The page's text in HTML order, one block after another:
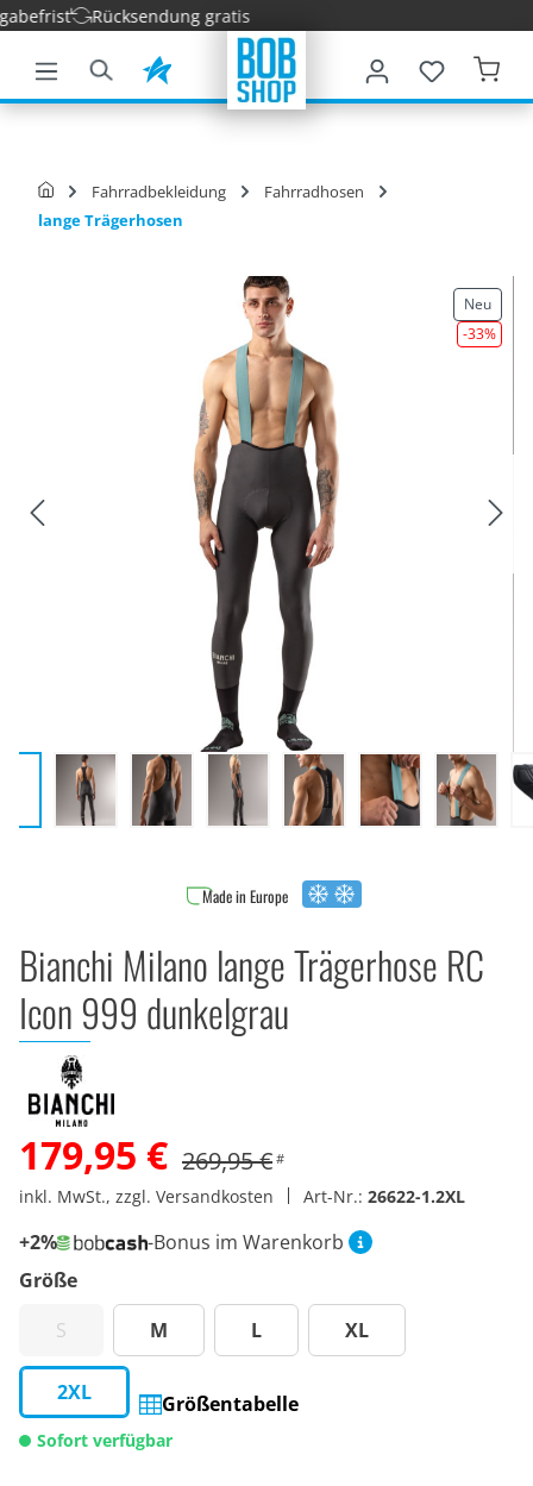
springen
Rücksendung gratis
Fahrradbekleidung
Fahrradhosen
lange Trägerhosen
-33%
Neu
Made in Europe
Bianchi Milano lange Trägerhose RC
Icon 999 dunkelgrau
179,95 € 269,95 € #
inkl. MwSt., zzgl. Versandkosten Art-Nr.: 26622-1.2XL
+2%
-Bonus im Warenkorb
Größe
S
M L XL
2XL Größentabelle
Sofort verfügbar